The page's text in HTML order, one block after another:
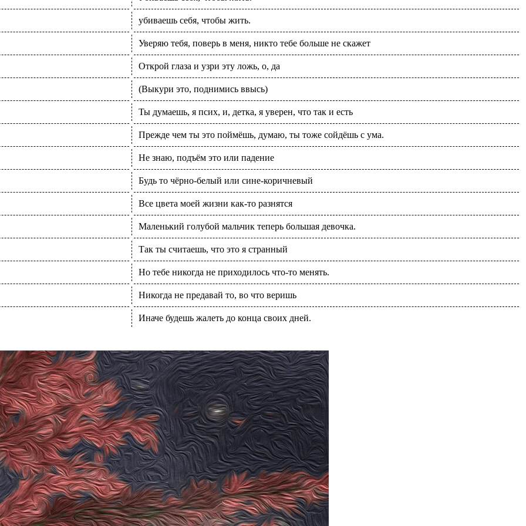
убиваешь себя, чтобы жить.
Уверяю тебя, поверь в меня, никто тебе больше не скажет
Открой глаза и узри эту ложь, о, да
(Выкури это, поднимись ввысь)
Ты думаешь, я псих, и, детка, я уверен, что так и есть
Прежде чем ты это поймёшь, думаю, ты тоже сойдёшь с ума.
Не знаю, подъём это или падение
Будь то чёрно-белый или сине-коричневый
Все цвета моей жизни как-то разнятся
Маленький голубой мальчик теперь большая девочка.
Так ты считаешь, что это я странный
Но тебе никогда не приходилось что-то менять.
Никогда не предавай то, во что веришь
Иначе будешь жалеть до конца своих дней.